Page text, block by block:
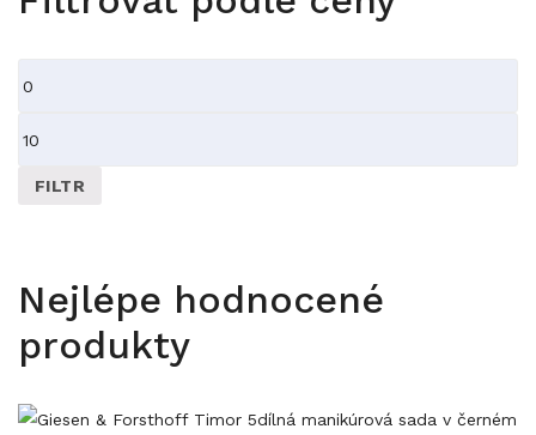
Minimální
Maximální
cena
FILTR
Nejlépe hodnocené
produkty